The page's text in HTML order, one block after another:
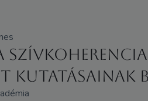
kutatásainak